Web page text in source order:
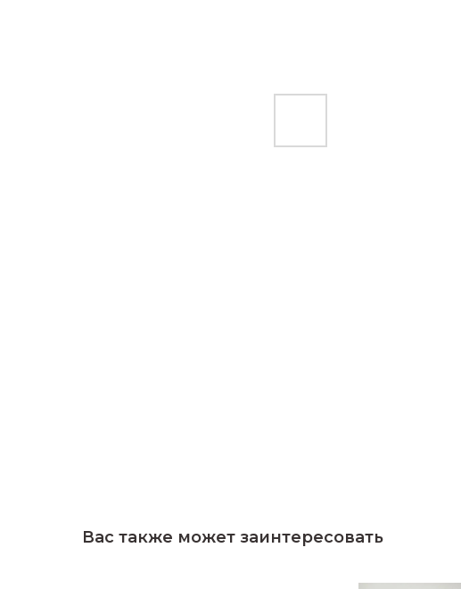
Вас также может заинтересовать